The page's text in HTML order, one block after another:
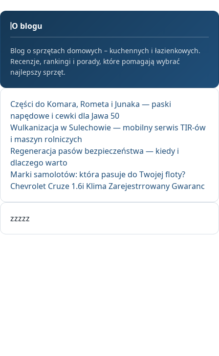
O blogu
Blog o sprzętach domowych – kuchennych i łazienkowych.
Recenzje, rankingi i porady, które pomagają wybrać
najlepszy sprzęt.
Części do Komara, Rometa i Junaka — paski
napędowe i cewki dla Jawa 50
Wulkanizacja w Sulechowie — mobilny serwis TIR-ów
i maszyn rolniczych
Regeneracja pasów bezpieczeństwa — kiedy i
dlaczego warto
Marki samolotów: która pasuje do Twojej floty?
Chevrolet Cruze 1.6i Klima Zarejestrrowany Gwaranc
zzzzz